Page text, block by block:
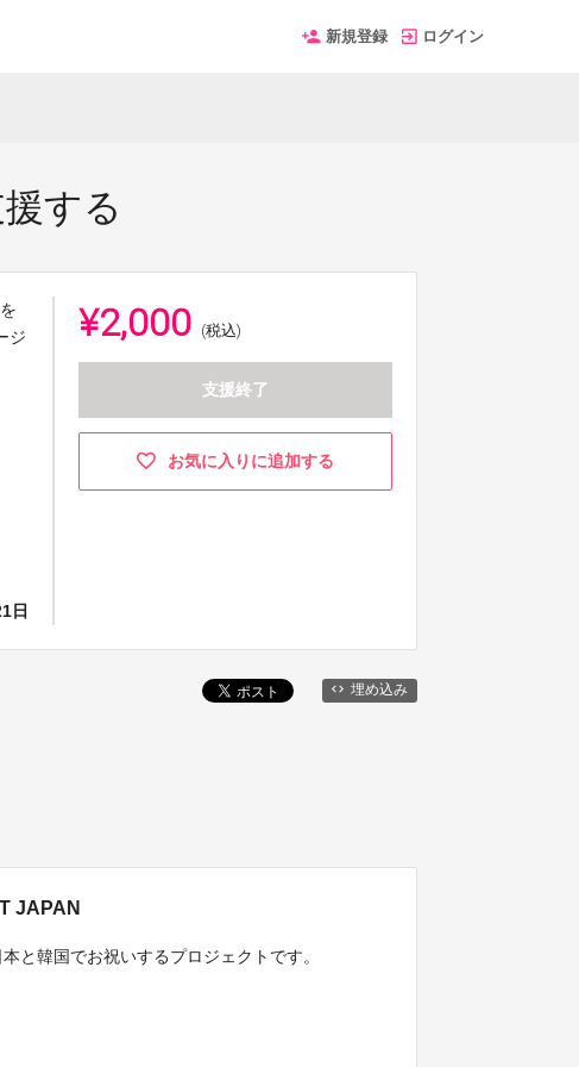
新規登録 ログイン
する
ジ
日
¥2,000 (税込)
支援終了
お気に入りに追加する
埋め込み
JAPAN
と韓国でお祝いするプロジェクトです。